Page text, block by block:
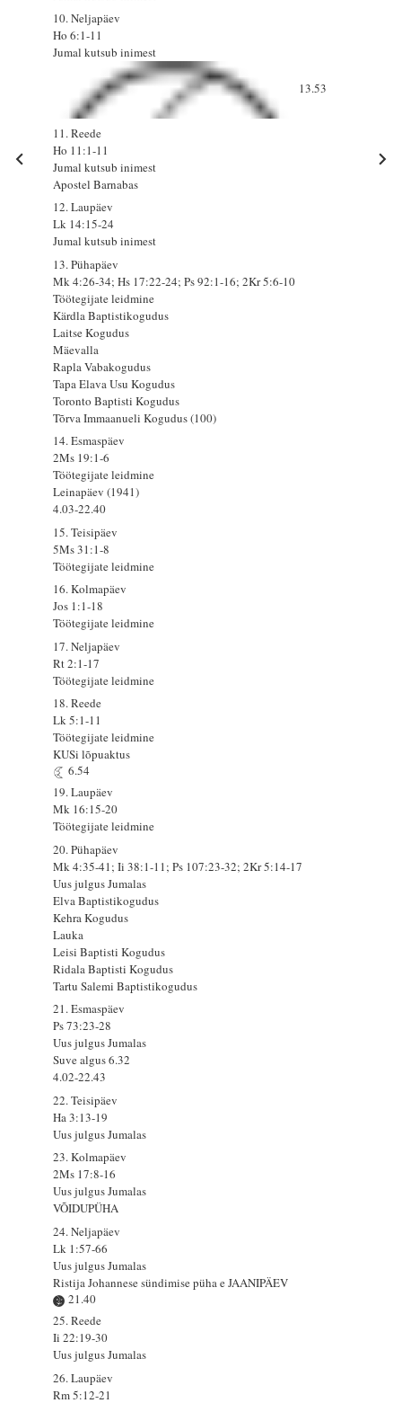
10. Neljapäev
Ho 6:1-11
Jumal kutsub inimest
13.53
11. Reede
Ho 11:1-11
Jumal kutsub inimest
Apostel Barnabas
12. Laupäev
Lk 14:15-24
Jumal kutsub inimest
13. Pühapäev
Mk 4:26-34; Hs 17:22-24; Ps 92:1-16; 2Kr 5:6-10
Töötegijate leidmine
Kärdla Baptistikogudus
Laitse Kogudus
Mäevalla
Rapla Vabakogudus
Tapa Elava Usu Kogudus
Toronto Baptisti Kogudus
Tõrva Immaanueli Kogudus (100)
14. Esmaspäev
2Ms 19:1-6
Töötegijate leidmine
Leinapäev (1941)
4.03-22.40
15. Teisipäev
5Ms 31:1-8
Töötegijate leidmine
16. Kolmapäev
Jos 1:1-18
Töötegijate leidmine
17. Neljapäev
Rt 2:1-17
Töötegijate leidmine
18. Reede
Lk 5:1-11
Töötegijate leidmine
KUSi lõpuaktus
6.54
19. Laupäev
Mk 16:15-20
Töötegijate leidmine
20. Pühapäev
Mk 4:35-41; Ii 38:1-11; Ps 107:23-32; 2Kr 5:14-17
Uus julgus Jumalas
Elva Baptistikogudus
Kehra Kogudus
Lauka
Leisi Baptisti Kogudus
Ridala Baptisti Kogudus
Tartu Salemi Baptistikogudus
21. Esmaspäev
Ps 73:23-28
Uus julgus Jumalas
Suve algus 6.32
4.02-22.43
22. Teisipäev
Ha 3:13-19
Uus julgus Jumalas
23. Kolmapäev
2Ms 17:8-16
Uus julgus Jumalas
VÕIDUPÜHA
24. Neljapäev
Lk 1:57-66
Uus julgus Jumalas
Ristija Johannese sündimise püha e JAANIPÄEV
21.40
25. Reede
Ii 22:19-30
Uus julgus Jumalas
26. Laupäev
Rm 5:12-21